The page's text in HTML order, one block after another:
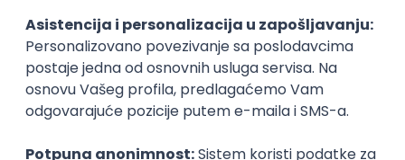
Srbije u Ujedinjenim nacijama?
Na konkurs se mogu prijaviti mladi od 19 do 27 godina,
koji su državljani Republike Srbije, sa prebivalištem na
teritoriji Republike Srbije a imaju:
dobro poznavanje omladinske politike u Srbiji,